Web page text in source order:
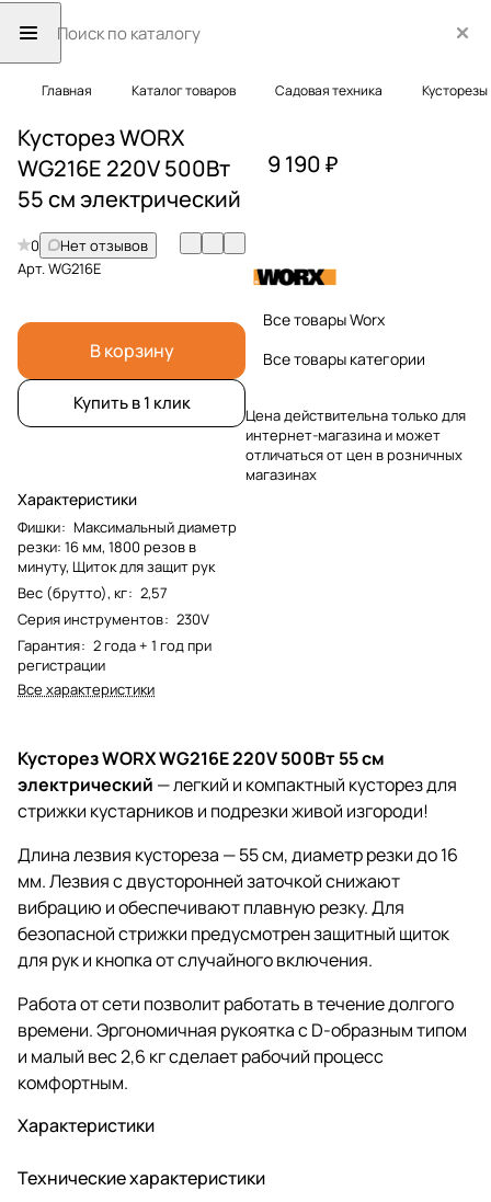
Главная Каталог товаров Садовая техника Кусторезы
Кусторез WORX
WG216E 220V 500Вт
55 см электрический
0
Нет отзывов
Арт.WG216E
В корзину
Купить в 1 клик
Характеристики
Фишки: Максимальный диаметр
резки: 16 мм, 1800 резов в
минуту, Щиток для защит рук
Вес (брутто), кг: 2,57
Серия инструментов: 230V
Гарантия: 2 года + 1 год при
регистрации
Все характеристики
9 190 ₽
Все товары Worx
Все товары категории
Цена действительна только для
интернет-магазина и может
отличаться от цен в розничных
магазинах
Кусторез WORX WG216E 220V 500Вт 55 см
электрический — легкий и компактный кусторез для
стрижки кустарников и подрезки живой изгороди!
Длина лезвия кустореза — 55 см, диаметр резки до 16
мм. Лезвия с двусторонней заточкой снижают
вибрацию и обеспечивают плавную резку. Для
безопасной стрижки предусмотрен защитный щиток
для рук и кнопка от случайного включения.
Работа от сети позволит работать в течение долгого
времени. Эргономичная рукоятка с D-образным типом
и малый вес 2,6 кг сделает рабочий процесс
комфортным.
Характеристики
Технические характеристики